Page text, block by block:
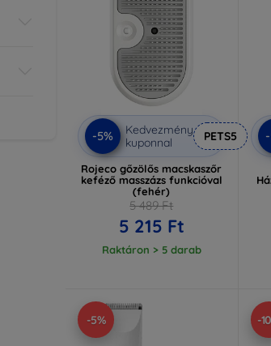
-5%
Kedvezmény
kuponnal
PETS5
Rojeco gőzölős macskaszőr
keféző masszázs funkcióval
(fehér)
5 489 Ft
5 215 Ft
Raktáron > 5 darab
-5% -